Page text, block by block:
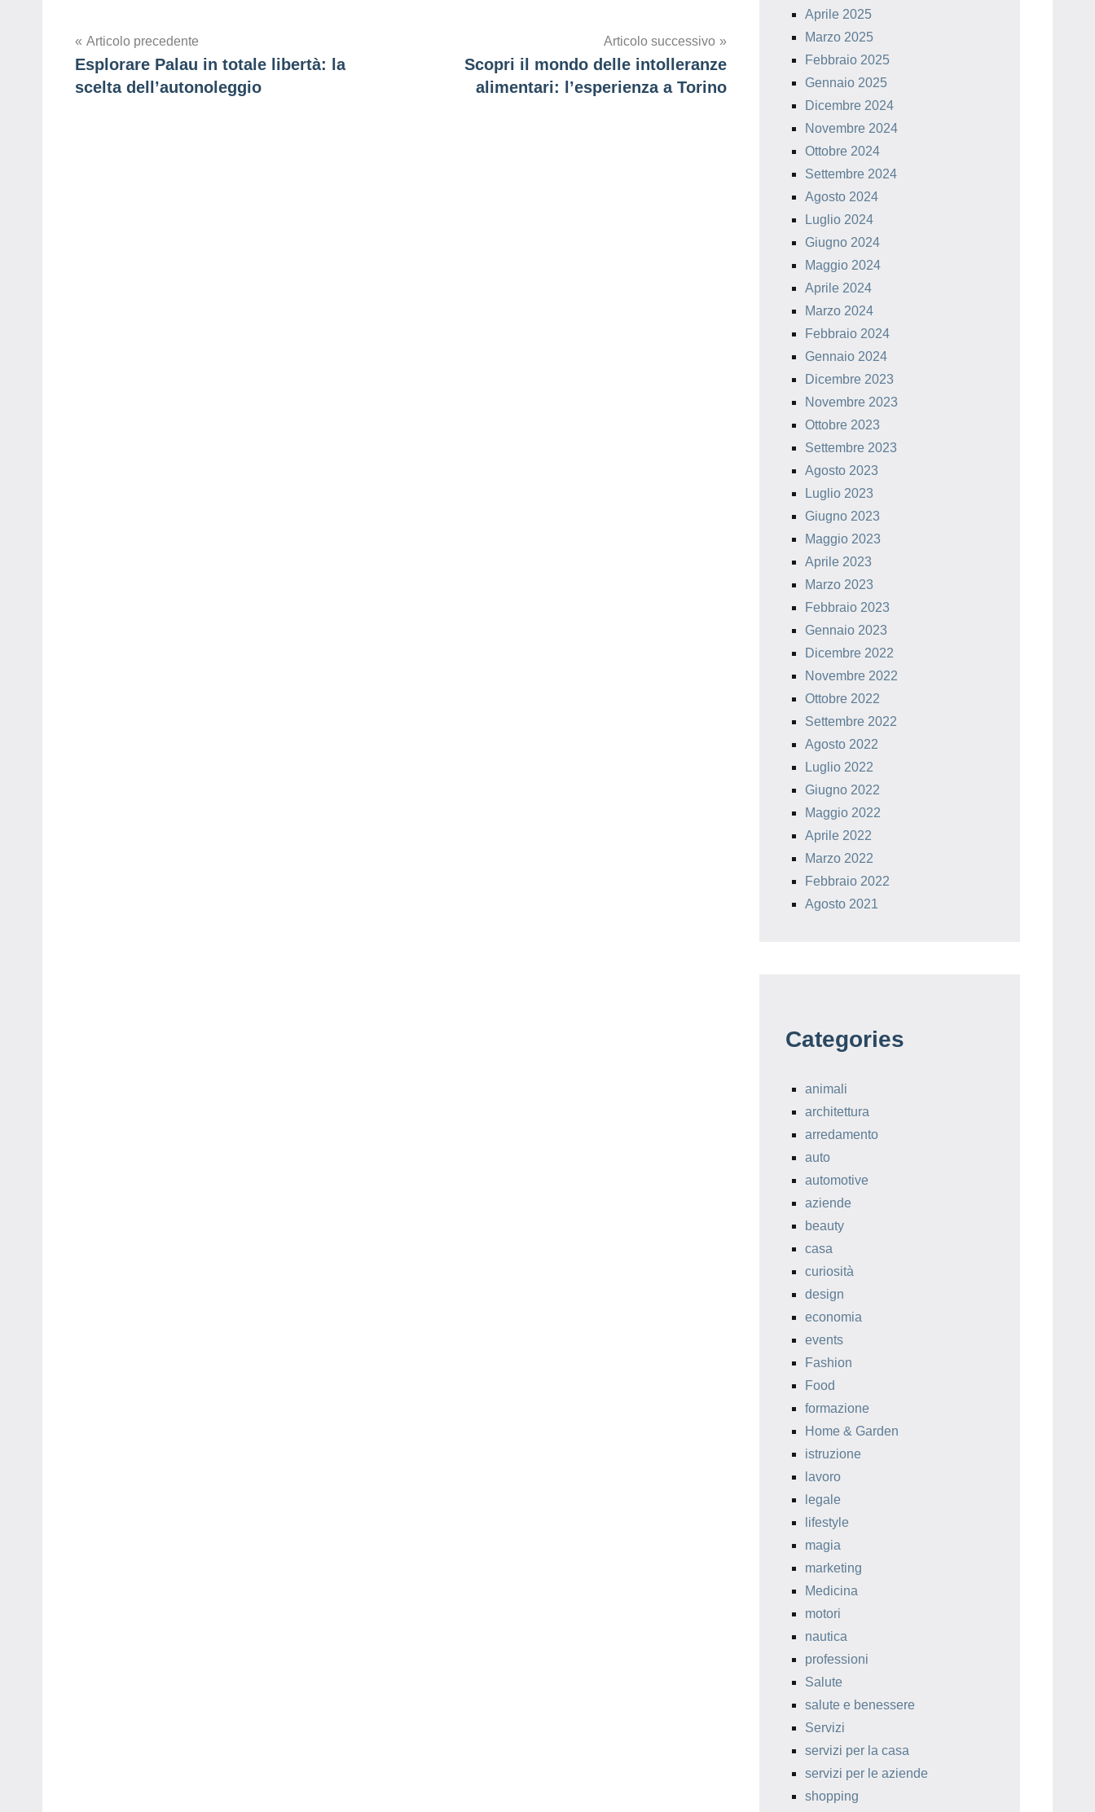
Navigazione
articoli
Articolo precedente
Esplorare Palau in totale libertà: la
scelta dell’autonoleggio
Articolo successivo
Scopri il mondo delle intolleranze
alimentari: l’esperienza a Torino
Aprile 2025
Marzo 2025
Febbraio 2025
Gennaio 2025
Dicembre 2024
Novembre 2024
Ottobre 2024
Settembre 2024
Agosto 2024
Luglio 2024
Giugno 2024
Maggio 2024
Aprile 2024
Marzo 2024
Febbraio 2024
Gennaio 2024
Dicembre 2023
Novembre 2023
Ottobre 2023
Settembre 2023
Agosto 2023
Luglio 2023
Giugno 2023
Maggio 2023
Aprile 2023
Marzo 2023
Febbraio 2023
Gennaio 2023
Dicembre 2022
Novembre 2022
Ottobre 2022
Settembre 2022
Agosto 2022
Luglio 2022
Giugno 2022
Maggio 2022
Aprile 2022
Marzo 2022
Febbraio 2022
Agosto 2021
Categories
animali
architettura
arredamento
auto
automotive
aziende
beauty
casa
curiosità
design
economia
events
Fashion
Food
formazione
Home & Garden
istruzione
lavoro
legale
lifestyle
magia
marketing
Medicina
motori
nautica
professioni
Salute
salute e benessere
Servizi
servizi per la casa
servizi per le aziende
shopping